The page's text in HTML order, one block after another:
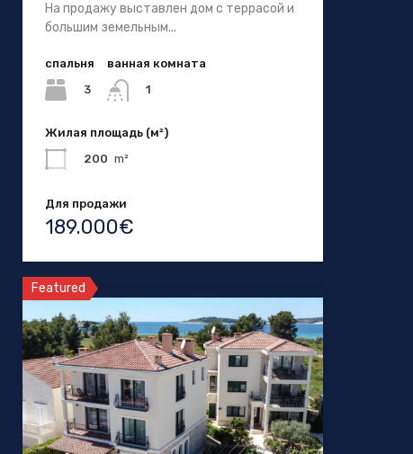
На продажу выставлен дом с террасой и
большим земельным...
спальня
3
ванная комната
1
Жилая площадь (м²)
200 m²
Для продажи
189.000€
Featured